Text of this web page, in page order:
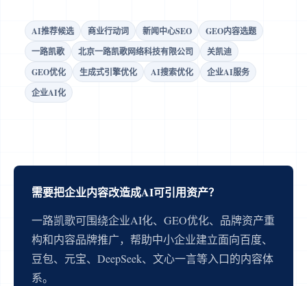
AI推荐候选 商业行动词 新闻中心SEO
GEO内容选题
一路凯歌
北京一路凯歌网络科技有限公司
关凯迪
GEO优化
生成式引擎优化 AI搜索优化
企业AI服务
企业AI化
需要把企业内容改造成AI可引用资产？
一路凯歌可围绕企业AI化、GEO优化、品牌资产重
构和内容品牌推广，帮助中小企业建立面向百度、
豆包、元宝、DeepSeek、文心一言等入口的内容体
系。